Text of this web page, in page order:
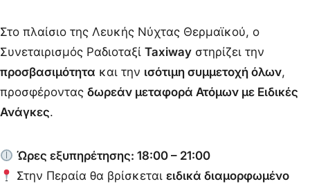
Στο πλαίσιο της Λευκής Νύχτας Θερμαϊκού, ο
Συνεταιρισμός Ραδιοταξί Taxiway στηρίζει την
προσβασιμότητα και την ισότιμη συμμετοχή όλων,
προσφέροντας δωρεάν μεταφορά Ατόμων με Ειδικές
Ανάγκες.
Ώρες εξυπηρέτησης: 18:00 – 21:00
Στην Περαία θα βρίσκεταιειδικά διαμορφωμένο